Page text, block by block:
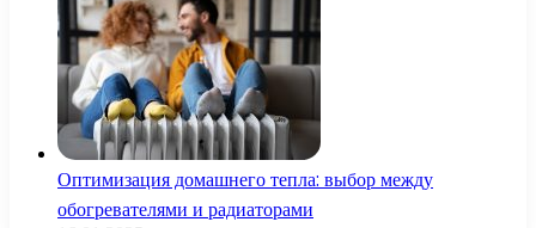
Оптимизация домашнего тепла: выбор между
обогревателями и радиаторами